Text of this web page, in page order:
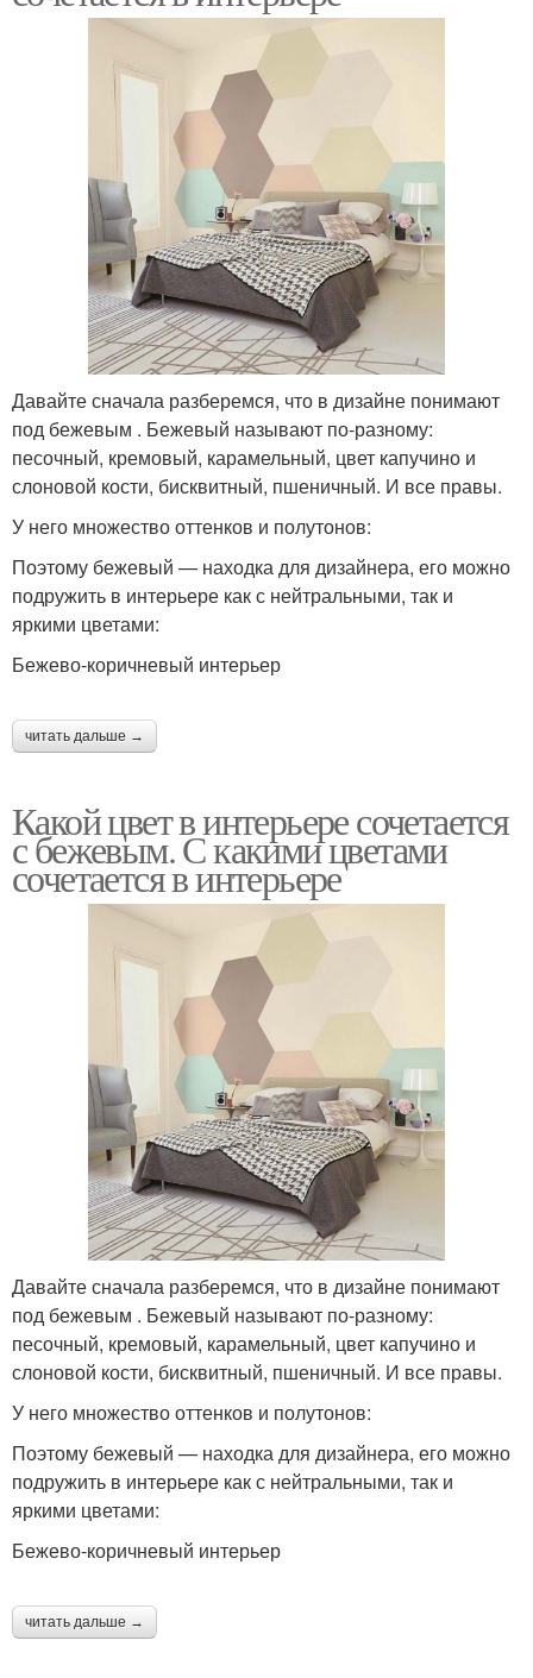
Давайте сначала разберемся, что в дизайне понимают
под бежевым . Бежевый называют по-разному:
песочный, кремовый, карамельный, цвет капучино и
слоновой кости, бисквитный, пшеничный. И все правы.
У него множество оттенков и полутонов:
Поэтому бежевый — находка для дизайнера, его можно
подружить в интерьере как с нейтральными, так и
яркими цветами:
Бежево-коричневый интерьер
читать дальше →
Какой цвет в интерьере сочетается
с бежевым. С какими цветами
сочетается в интерьере
Давайте сначала разберемся, что в дизайне понимают
под бежевым . Бежевый называют по-разному:
песочный, кремовый, карамельный, цвет капучино и
слоновой кости, бисквитный, пшеничный. И все правы.
У него множество оттенков и полутонов:
Поэтому бежевый — находка для дизайнера, его можно
подружить в интерьере как с нейтральными, так и
яркими цветами:
Бежево-коричневый интерьер
читать дальше →